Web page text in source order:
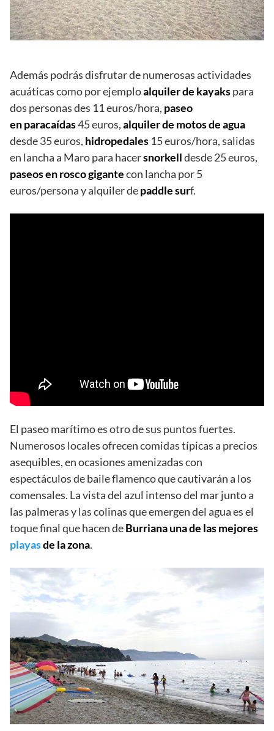
Además podrás disfrutar de numerosas actividades
acuáticas como por ejemploalquiler de kayakspara
dos personas des 11 euros/hora, paseo
enparacaídas45 euros,alquiler de motos de agua
desde 35 euros, hidropedales 15 euros/hora, salidas
en lancha a Maro para hacersnorkelldesde 25 euros,
paseos en rosco gigantecon lancha por 5
euros/persona y alquiler depaddle surf.
El paseo marítimo es otro de sus puntos fuertes.
Numerosos locales ofrecen comidas típicas a precios
asequibles, en ocasiones amenizadas con
espectáculos de baile flamenco que cautivarán a los
comensales. La vista del azul intenso del mar junto a
las palmeras y las colinas que emergen del agua es el
toque final que hacen deBurrianauna de las mejores
playasde la zona.